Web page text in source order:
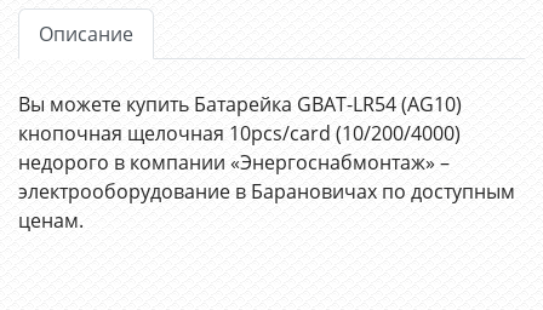
Описание
Вы можете купить Батарейка GBAT-LR54 (AG10)
кнопочная щелочная 10pcs/card (10/200/4000)
недорого в компании «Энергоснабмонтаж» –
электрооборудование в Барановичах по доступным
ценам.